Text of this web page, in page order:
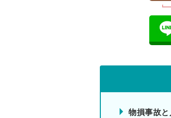
物損事故